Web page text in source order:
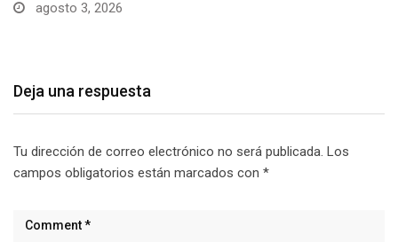
julio 29, 2026
Deja una respuesta
Tu dirección de correo electrónico no será publicada. Los
campos obligatorios están marcados con *